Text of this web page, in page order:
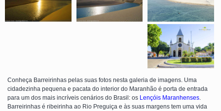
Conheça Barreirinhas pelas suas fotos nesta galeria de imagens. Uma
cidadezinha pequena e pacata do interior do Maranhão é porta de entrada
para um dos mais incríveis cenários do Brasil: os Lençóis Maranhenses
Barreirinhas é ribeirinha ao Rio Preguiça e às suas margens tem uma vida